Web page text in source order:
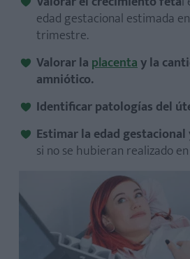
edad gestacional estimada
trimestre.
Valorar la placentay la
amniótico.
Identificar patologías del
Estimar la edad
si no se hubieran realizado